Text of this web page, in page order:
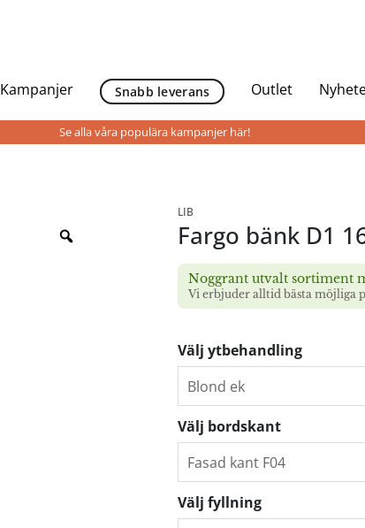
Kampanjer Snabb leverans Outlet
Se alla våra populära kampanjer här!
LIB
Fargo bänk D1
Noggrant utvalt sortiment
Vi erbjuder alltid bästa möjliga
Välj ytbehandling
Välj bordskant
Välj fyllning